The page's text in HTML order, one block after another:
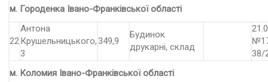
м. Городенка Івано-Франківської області
22
Антона
Крушельницького,
3
349,9
Будинок
друкарні, склад
38/
м. Коломия Івано-Франківської області